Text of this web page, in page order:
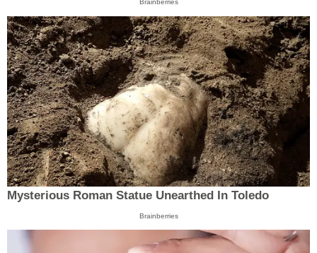
Brainberries
Mysterious Roman Statue Unearthed In Toledo
Brainberries